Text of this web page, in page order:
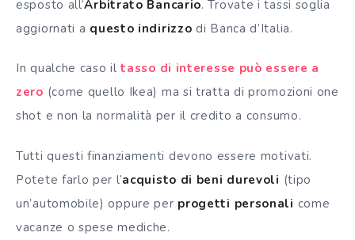
esposto all’Arbitrato Bancario. Trovate i tassi soglia
aggiornati a questo indirizzo di Banca d’Italia.
In qualche caso iltasso di interesse può essere a
zero (come quello Ikea) ma si tratta di promozioni one
shot e non la normalità per il credito a consumo.
Tutti questi finanziamenti devono essere motivati.
Potete farlo per l’acquisto di beni durevoli (tipo
un’automobile) oppure per progetti personali come
vacanze o spese mediche.